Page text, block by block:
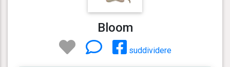
Bloom
suddividere